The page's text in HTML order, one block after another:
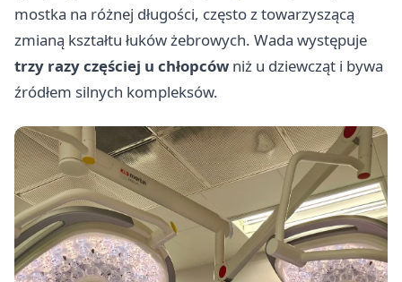
mostka na różnej długości, często z towarzyszącą
zmianą kształtu łuków żebrowych. Wada występuje
trzy razy częściej u chłopców niż u dziewcząt i bywa
źródłem silnych kompleksów.